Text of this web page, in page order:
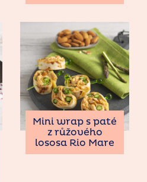
Mini wrap s paté
z růžového
lososa Rio Mare